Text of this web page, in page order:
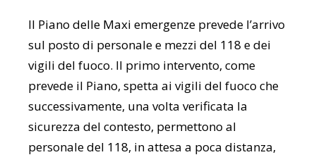
Il Piano delle Maxi emergenze prevede l’arrivo
sul posto di personale e mezzi del 118 e dei
vigili del fuoco. Il primo intervento, come
prevede il Piano, spetta ai vigili del fuoco che
successivamente, una volta verificata la
sicurezza del contesto, permettono al
personale del 118, in attesa a poca distanza,